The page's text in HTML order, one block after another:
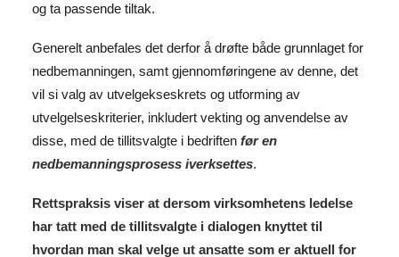
og ta passende tiltak.
Generelt anbefales det derfor å drøfte både grunnlaget for
nedbemanningen, samt gjennomføringene av denne, det
vil si valg av utvelgekseskrets og utforming av
utvelgelseskriterier, inkludert vekting og anvendelse av
disse, med de tillitsvalgte i bedriften før en
nedbemanningsprosess iverksettes.
Rettspraksis viser at dersom virksomhetens ledelse
har tatt med de tillitsvalgte i dialogen knyttet til
hvordan man skal velge ut ansatte som er aktuell for